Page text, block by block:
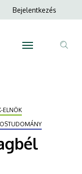
Anonim
menüje
Bejelentkezés
ELNÖK